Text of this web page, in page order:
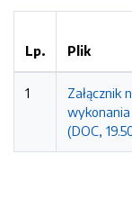
Lp. Plik
1
Załącznik
(DOC,